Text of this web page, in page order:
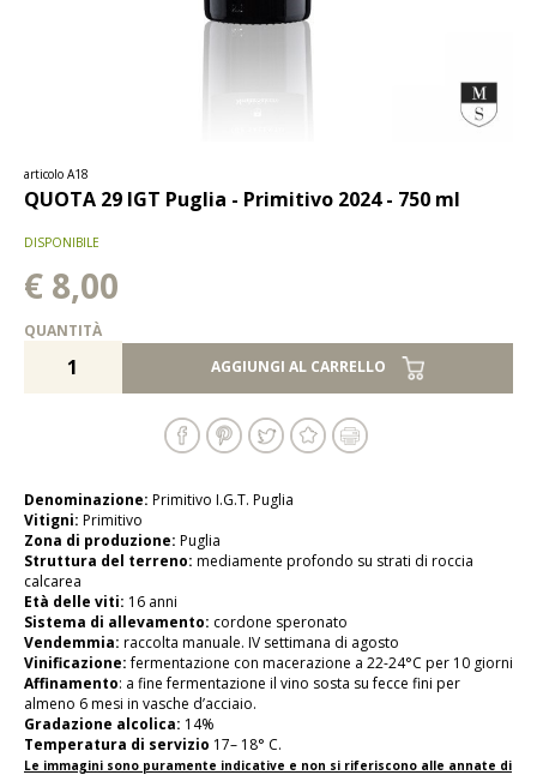
articolo A18
QUOTA 29 IGT Puglia - Primitivo 2024 - 750 ml
DISPONIBILE
€ 8,00
QUANTITÀ
AGGIUNGI AL CARRELLO
Denominazione: Primitivo I.G.T. Puglia
Vitigni: Primitivo
Zona di produzione: Puglia
Struttura del terreno: mediamente profondo su strati di roccia
calcarea
Età delle viti: 16 anni
Sistema di allevamento: cordone speronato
Vendemmia: raccolta manuale. IV settimana di agosto
Vinificazione:fermentazione con macerazione a 22-24°C per 10 giorni
Affinamento: a fine fermentazione il vino sosta su fecce fini per
almeno 6 mesi in vasche d’acciaio.
Gradazione alcolica: 14%
Temperatura di servizio 17– 18° C.
Le immagini sono puramente indicative e non si riferiscono alle annate di